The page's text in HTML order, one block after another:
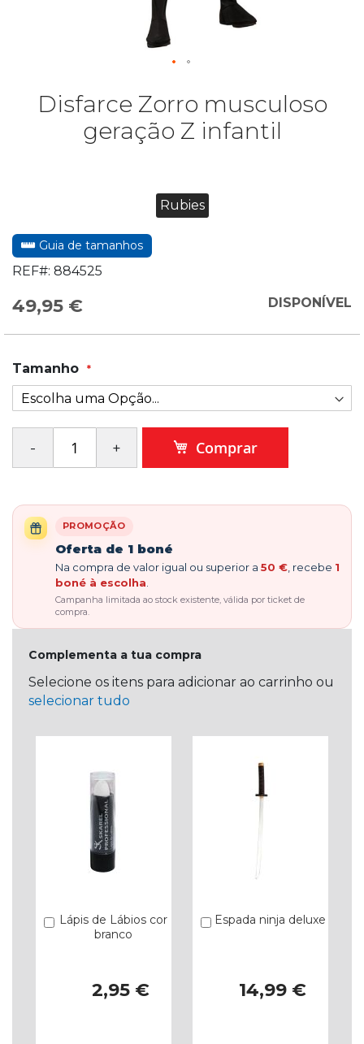
Disfarce Zorro musculoso
geração Z infantil
Rubies
Guia de tamanhos
REF#: 884525
49,95 € DISPONÍVEL
Tamanho
Comprar
PROMOÇÃO
Oferta de 1 boné
Na compra de valor igual ou superior a 50 € , recebe 1
boné à escolha
Campanha limitada ao stock existente, válida por ticket de
compra.
Complementa a tua compra
Selecione os itens para adicionar ao carrinho ou
selecionar tudo
Lápis de Lábios cor
branco
2,95 €
Comprar Espada ninja deluxe
14,99 €
Comprar